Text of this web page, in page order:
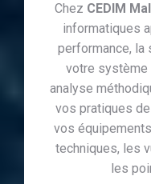
Chez CEDIM
informatiques
performance, la
votre système
analyse
vos pratiques
vos
techniques, les
les